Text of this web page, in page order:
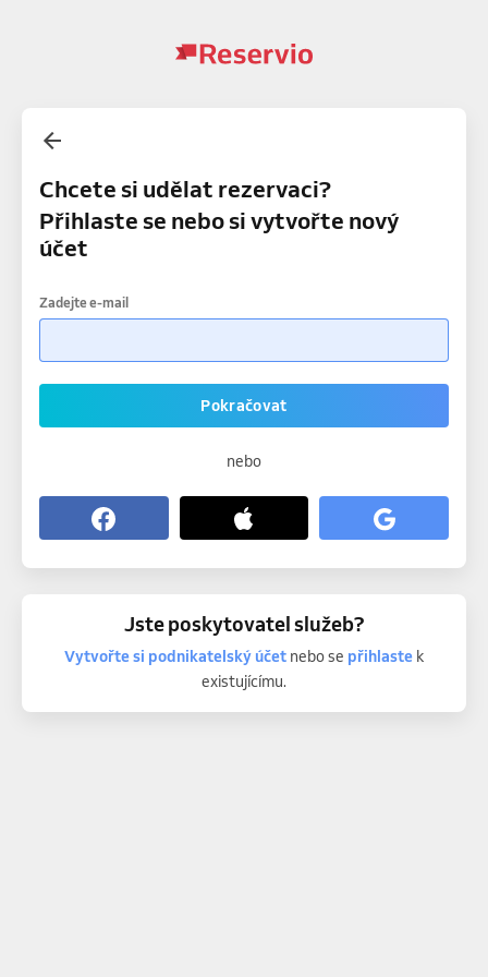
Chcete si udělat rezervaci?
Přihlaste se nebo si vytvořte nový
účet
Zadejte e-mail
Pokračovat
nebo
Jste poskytovatel služeb?
Vytvořte si podnikatelský účetnebo se přihlastek
existujícímu.